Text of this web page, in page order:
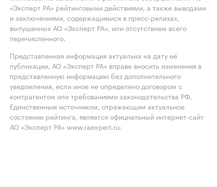
«Эксперт РА» рейтинговыми действиями, а также выводами
и заключениями, содержащимися в пресс-релизах,
выпущенных АО «Эксперт РА», или отсутствием всего
перечисленного.
Представленная информация актуальна на дату её
публикации. АО «Эксперт РА» вправе вносить изменения в
представленную информацию без дополнительного
уведомления, если иное не определено договором с
контрагентом или требованиями законодательства РФ.
Единственным источником, отражающим актуальное
состояние рейтинга, является официальный интернет-сайт
АО «Эксперт РА» www.raexpert.ru.